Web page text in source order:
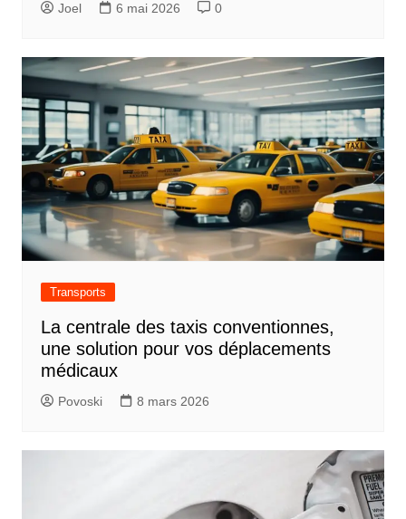
Joel 6 mai 2026 0
Transports
La centrale des taxis conventionnes,
une solution pour vos déplacements
médicaux
Povoski 8 mars 2026